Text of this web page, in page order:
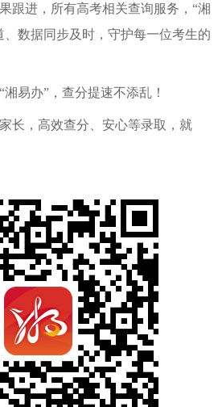
跟进，所有高考相关查询服务，“湘
数据同步及时，守护每一位考生的
易办”，查分提速不添乱！
长，高效查分、安心等录取，就